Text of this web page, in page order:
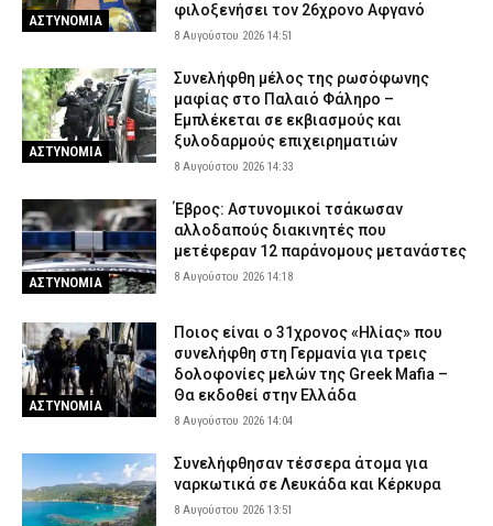
ΑΣΤΥΝΟΜΙΑ
φιλοξενήσει τον 26χρονο Αφγανό
8 Αυγούστου 2026 14:51
ΑΣΤΥΝΟΜΙΑ
Συνελήφθη μέλος της ρωσόφωνης
μαφίας στο Παλαιό Φάληρο –
Εμπλέκεται σε εκβιασμούς και
ξυλοδαρμούς επιχειρηματιών
8 Αυγούστου 2026 14:33
ΑΣΤΥΝΟΜΙΑ
Έβρος: Αστυνομικοί τσάκωσαν
αλλοδαπούς διακινητές που
μετέφεραν 12 παράνομους μετανάστες
8 Αυγούστου 2026 14:18
ΑΣΤΥΝΟΜΙΑ
Ποιος είναι ο 31χρονος «Ηλίας» που
συνελήφθη στη Γερμανία για τρεις
δολοφονίες μελών της Greek Mafia –
Θα εκδοθεί στην Ελλάδα
8 Αυγούστου 2026 14:04
Συνελήφθησαν τέσσερα άτομα για
ναρκωτικά σε Λευκάδα και Κέρκυρα
8 Αυγούστου 2026 13:51